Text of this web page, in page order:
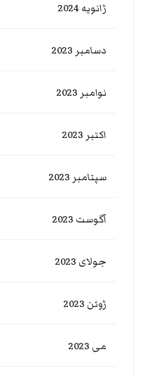
ژانویه 2024
دسامبر 2023
نوامبر 2023
اکتبر 2023
سپتامبر 2023
آگوست 2023
جولای 2023
ژوئن 2023
می 2023